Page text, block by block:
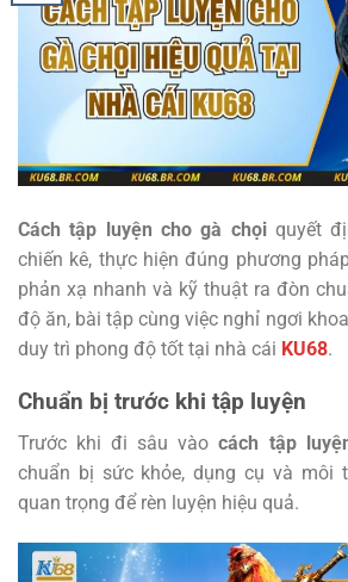
Cách tập luyện cho gà chọiquyết
chiến kê, thực hiện đúng phương
phản xạ nhanh và kỹ thuật ra đòn
độ ăn, bài tập cùng việc nghỉ ngơi
duy trì phong độ tốt tại nhà cái KU68.
Chuẩn bị trước khi tập luyện
Trước khi đi sâu vàocách tập
chuẩn bị sức khỏe, dụng cụ và môi
quan trọng để rèn luyện hiệu quả.